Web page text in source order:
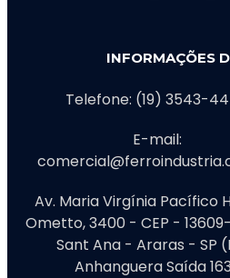
INFORMAÇÕES
Telefone: (19) 3543-
E-mail:
Av. Maria Virgínia Pacífico
Ometto, 3400 - CEP -
Sant Ana - Araras - SP
Anhanguera Saída